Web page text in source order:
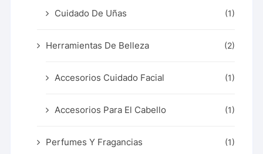
Cuidado De Uñas (1)
Herramientas De Belleza (2)
Accesorios Cuidado Facial (1)
Accesorios Para El Cabello (1)
Perfumes Y Fragancias (1)